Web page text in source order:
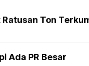
Ton
Ada PR Besar